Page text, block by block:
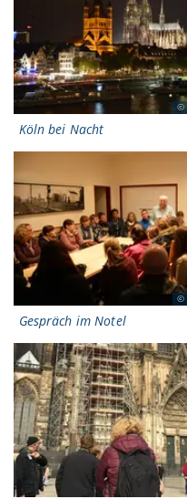
Köln bei Nacht
Gespräch im Notel